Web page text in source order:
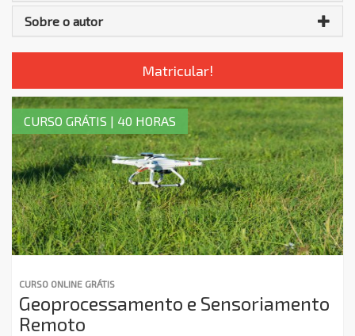
Sobre o autor
Matricular!
CURSO ONLINE GRÁTIS
Geoprocessamento e Sensoriamento
Remoto
CURSO GRÁTIS | 40 HORAS